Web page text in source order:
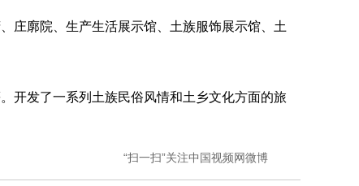
廓院、生产生活展示馆、土族服饰展示馆、土
发了一系列土族民俗风情和土乡文化方面的旅
“扫一扫”关注中国视频网微博